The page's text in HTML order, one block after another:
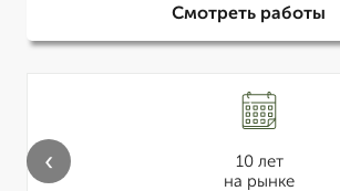
Смотреть работы
10 лет
на рынке
‹